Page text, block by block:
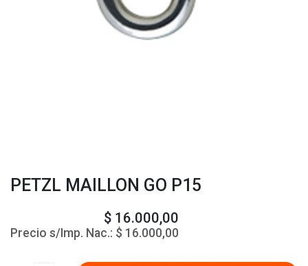
PETZL MAILLON GO P15
$ 16.000,00
Precio s/Imp. Nac.: $ 16.000,00